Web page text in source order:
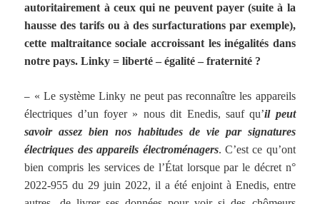
autoritairement à ceux qui ne peuvent payer (suite à la
hausse des tarifs ou à des surfacturations par exemple),
cette maltraitance sociale accroissant les inégalités dans
notre pays. Linky = liberté – égalité – fraternité ?
– « Le système Linky ne peut pas reconnaître les appareils
électriques d’un foyer » nous dit Enedis, sauf qu’il peut
savoir assez bien nos habitudes de vie par signatures
électriques des appareils électroménagers. C’est ce qu’ont
bien compris les services de l’État lorsque par le décret n°
2022-955 du 29 juin 2022, il a été enjoint à Enedis, entre